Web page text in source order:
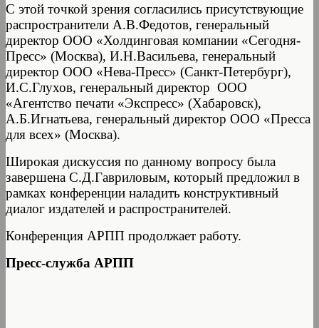
С этой точкой зрения согласились присутствующие
распространители А.В.Федотов, генеральный
директор ООО «Холдинговая компании «Сегодня-
Пресс» (Москва), И.Н.Васильева, генеральный
директор ООО «Нева-Пресс» (Санкт-Петербург),
И.С.Глухов, генеральный директор ООО
«Агентство печати «Экспресс» (Хабаровск),
А.Б.Игнатьева, генеральный директор ООО «Пресса
для всех» (Москва).
Широкая дискуссия по данному вопросу была
завершена С.Д.Гавриловым, который предложил в
рамках конференции наладить конструктивный
диалог издателей и распространителей.
Конференция АРПП продолжает работу.
Пресс-служба АРПП